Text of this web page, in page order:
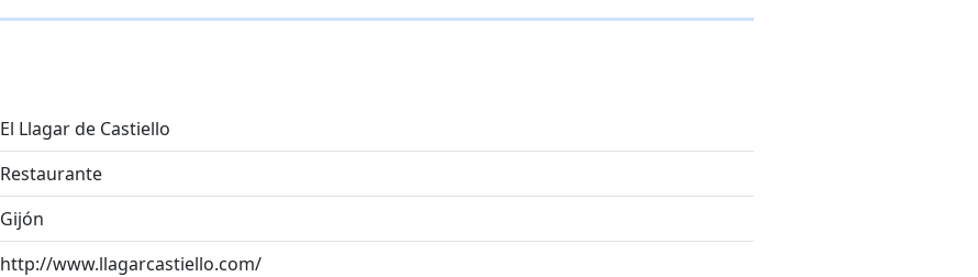
El Llagar de Castiello
Restaurante
Gijón
http://www.llagarcastiello.com/